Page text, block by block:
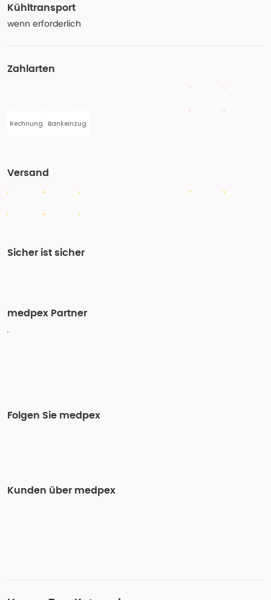
Kühltransport
wenn erforderlich
Zahlarten
Rechnung Bankeinzug
Versand
Sicher ist sicher
medpex Partner
Folgen Sie medpex
Kunden über medpex